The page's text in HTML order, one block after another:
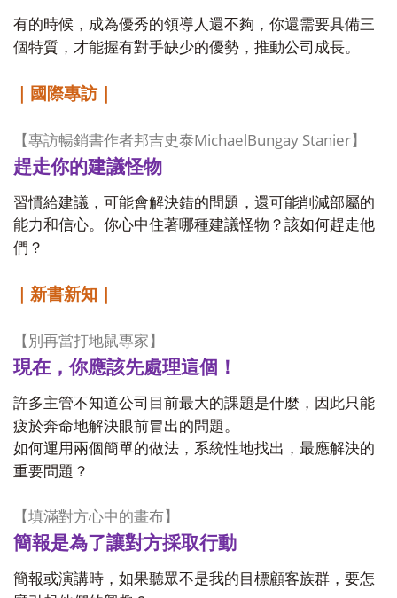
有的時候，成為優秀的領導人還不夠，你還需要具備三
個特質，才能握有對手缺少的優勢，推動公司成長。
｜國際專訪｜
【專訪暢銷書作者邦吉史泰MichaelBungay Stanier】
趕走你的建議怪物
習慣給建議，可能會解決錯的問題，還可能削減部屬的
能力和信心。你心中住著哪種建議怪物？該如何趕走他
們？
｜新書新知｜
【別再當打地鼠專家】
現在，你應該先處理這個！
許多主管不知道公司目前最大的課題是什麼，因此只能
疲於奔命地解決眼前冒出的問題。
如何運用兩個簡單的做法，系統性地找出，最應解決的
重要問題？
【填滿對方心中的畫布】
簡報是為了讓對方採取行動
簡報或演講時，如果聽眾不是我的目標顧客族群，要怎